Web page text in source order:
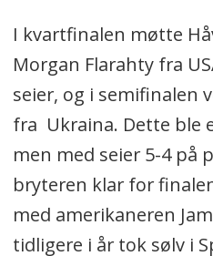
I kvartfinalen møtte
Morgan Flarahty fra
seier, og i semifinalen
fra Ukraina. Dette ble
men med seier 5-4 på
bryteren klar for
med amerikaneren
tidligere i år tok sølv i